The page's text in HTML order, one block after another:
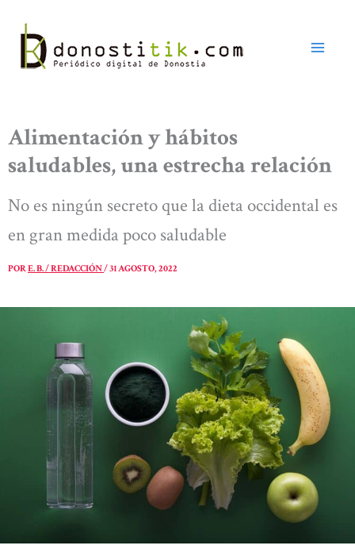
contenido
Alimentación y hábitos
saludables, una estrecha relación
No es ningún secreto que la dieta occidental es
en gran medida poco saludable
PORE. B. / REDACCIÓN/31 AGOSTO, 2022